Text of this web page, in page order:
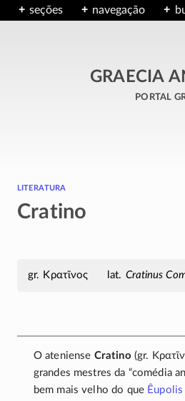
seções navegação
GRAECIA
portal
literatura
Cratino
Κρατῖνος Cratinus
O ateniense Cratino (gr.
grandes mestres da “comédia
bem mais velho do que Êupolis